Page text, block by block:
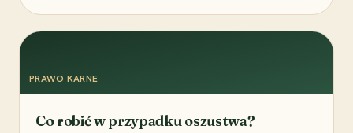
PRAWO KARNE
Co robić w przypadku oszustwa?